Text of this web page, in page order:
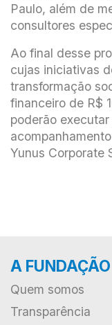
Paulo, além de
consultores
Ao final desse
cujas iniciativas
transformação
financeiro de R$
poderão
Yunus Corporate
A FUNDAÇÃO
Quem somos
Transparência